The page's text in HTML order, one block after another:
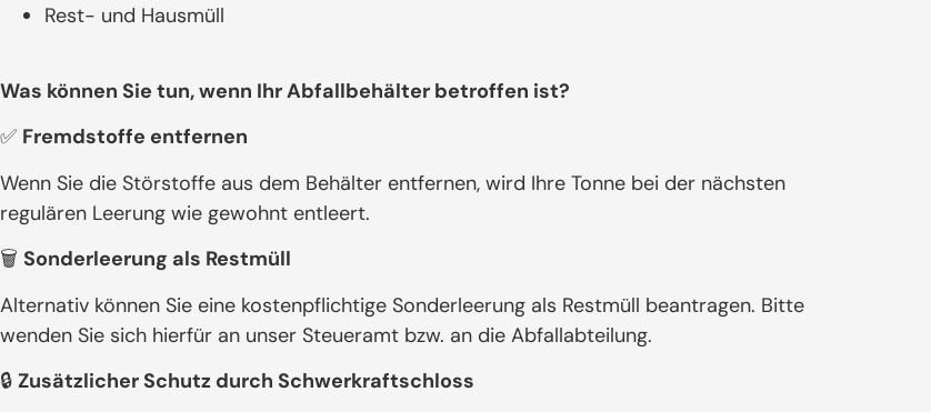
Rest- und Hausmüll
Was können Sie tun, wenn Ihr Abfallbehälter betroffen ist?
✅ Fremdstoffe entfernen
Wenn Sie die Störstoffe aus dem Behälter entfernen, wird Ihre Tonne bei der nächsten
regulären Leerung wie gewohnt entleert.
🗑️ Sonderleerung als Restmüll
Alternativ können Sie eine kostenpflichtige Sonderleerung als Restmüll beantragen. Bitte
wenden Sie sich hierfür an unser Steueramt bzw. an die Abfallabteilung.
🔒 Zusätzlicher Schutz durch Schwerkraftschloss